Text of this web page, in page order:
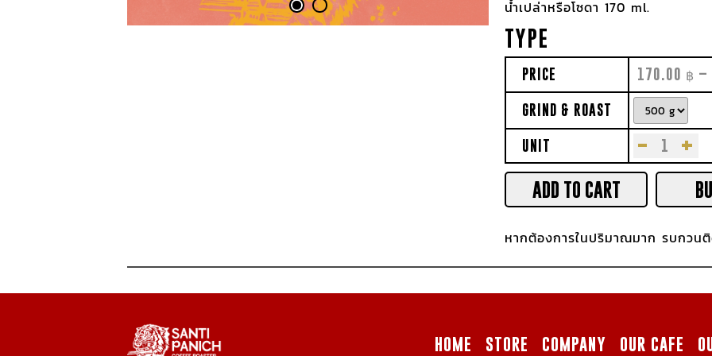
น้ำเปล่าหรือโซดา 170 ml.
TYPE
PRICE 170.00 ฿ –
GRIND & ROAST
UNIT - +
ADD TO CART
หากต้องการในปริมาณมาก รบกวน
HOME STORE COMPANY OUR CAFE